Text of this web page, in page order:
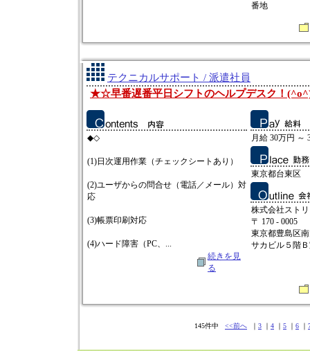
番地
テクニカルサポート / 派遣社員
★☆早番遅番平日シフトのヘルプデスク！
◆◇
(1)日次運用作業（チェックシートあり）
(2)ユーザからの問合せ（電話／メール）対
応
(3)帳票印刷対応
(4)ハード障害（PC、...
続きを見
る
月給 30万円 ～
東京都台東区
株式会社スト
〒 170 - 0005
東京都豊島区
サカビル５階
145件中 <<前へ ｜ 3 ｜ 4 ｜ 5 ｜ 6 ｜